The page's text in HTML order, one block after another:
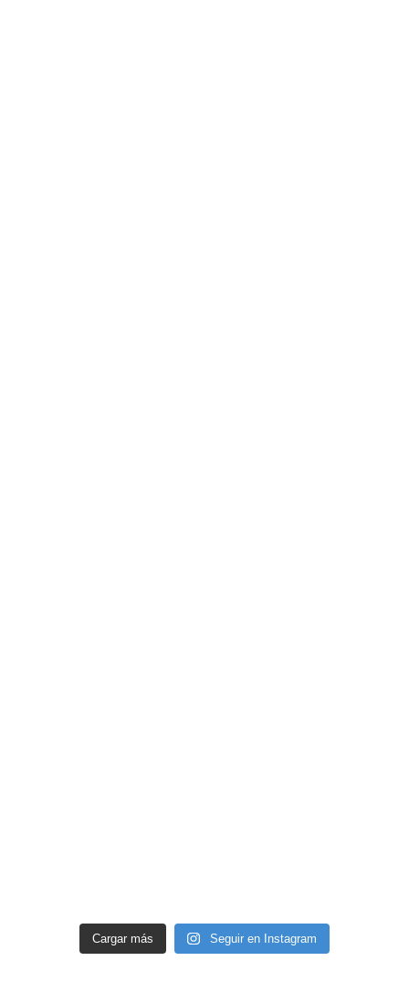
Cargar más Seguir en Instagram